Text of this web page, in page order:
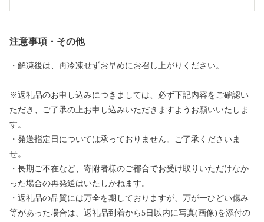
注意事項・その他
・解凍後は、再冷凍せずお早めにお召し上がりください。
※返礼品のお申し込みにつきましては、必ず下記内容をご確認い
ただき、ご了承の上お申し込みいただきますようお願いいたしま
す。
・発送指定日については承っておりません。ご了承くださいま
せ。
・長期ご不在など、寄附者様のご都合でお受け取りいただけなか
った場合の再発送はいたしかねます。
・返礼品の品質には万全を期しておりますが、万が一ひどい傷み
等があった場合は、返礼品到着から5日以内に写真(画像)を添付の